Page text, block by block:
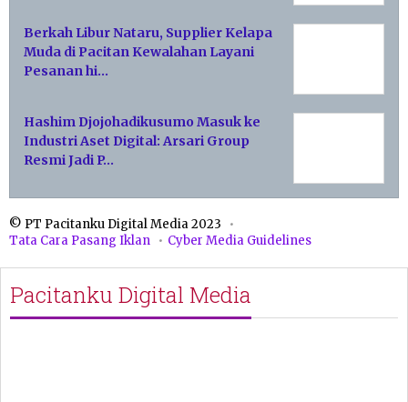
Berkah Libur Nataru, Supplier Kelapa
Muda di Pacitan Kewalahan Layani
Pesanan hi…
Hashim Djojohadikusumo Masuk ke
Industri Aset Digital: Arsari Group
Resmi Jadi P…
© PT Pacitanku Digital Media 2023
Tata Cara Pasang Iklan
Cyber Media Guidelines
Pacitanku Digital Media